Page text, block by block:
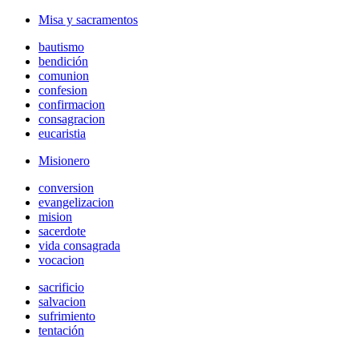
Misa y sacramentos
bautismo
bendición
comunion
confesion
confirmacion
consagracion
eucaristia
Misionero
conversion
evangelizacion
mision
sacerdote
vida consagrada
vocacion
sacrificio
salvacion
sufrimiento
tentación